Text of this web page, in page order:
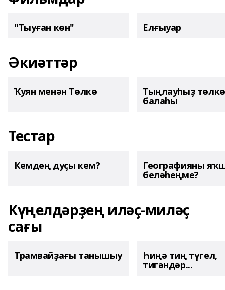
"Тыуған көн" Елғыуар
Әкиәттәр
Ҡуян менән Төлкө Тыңлауһыҙ төлкө
балаһы
Тестар
Кемдең дуҫы кем? Географияны
беләһеңме?
Күңелдәрҙең иләҫ-миләҫ
сағы
Трамвайҙағы танышыу Һиңә тиң түгел,
тигәндәр...